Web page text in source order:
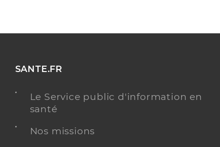
SANTE.FR
Le Service public d'information en
santé
Nos missions